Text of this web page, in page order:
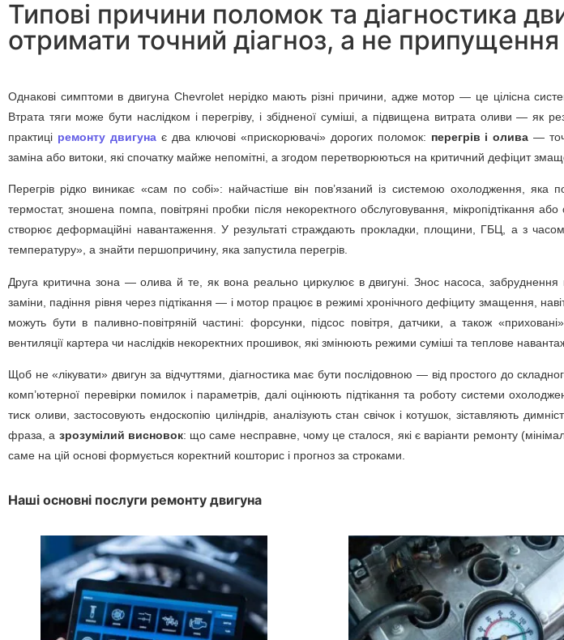
Типові причини поломок та діагностика
отримати точний діагноз, а не припущення
Однакові симптоми в двигуна Chevrolet нерідко мають різні причини, адже мотор — це цілісна
Втрата тяги може бути наслідком і перегріву, і збідненої суміші, а підвищена витрата оливи — як
практиці ремонту двигунає два ключові «прискорювачі» дорогих поломок: перегрів і олива —
заміна або витоки, які спочатку майже непомітні, а згодом перетворюються на критичний дефіцит
Перегрів рідко виникає «сам по собі»: найчастіше він пов’язаний із системою охолодження, яка
термостат, зношена помпа, повітряні пробки після некоректного обслуговування, мікропідтікання
створює деформаційні навантаження. У результаті страждають прокладки, площини, ГБЦ, а з
температуру», а знайти першопричину, яка запустила перегрів.
Друга критична зона — олива й те, як вона реально циркулює в двигуні. Знос насоса, забруднення
заміни, падіння рівня через підтікання — і мотор працює в режимі хронічного дефіциту змащення,
можуть бути в паливно-повітряній частині: форсунки, підсос повітря, датчики, а також
вентиляції картера чи наслідків некоректних прошивок, які змінюють режими суміші та теплове
Щоб не «лікувати» двигун за відчуттями, діагностика має бути послідовною — від простого до
комп’ютерної перевірки помилок і параметрів, далі оцінюють підтікання та роботу системи
тиск оливи, застосовують ендоскопію циліндрів, аналізують стан свічок і котушок, зіставляють
фраза, а зрозумілий висновок: що саме несправне, чому це сталося, які є варіанти ремонту
саме на цій основі формується коректний кошторис і прогноз за строками.
Наші основні послуги ремонту двигуна